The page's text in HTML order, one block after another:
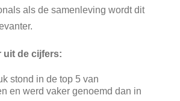
als de samenleving wordt dit
uit de cijfers:
stond in de top 5 van
en werd vaker genoemd dan in